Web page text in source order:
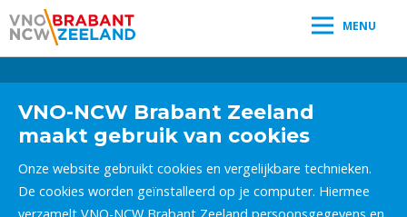
MENU
VNO-NCW Brabant Zeeland
maakt gebruik van cookies
Onze website gebruikt cookies en vergelijkbare technieken.
De cookies worden geïnstalleerd op je computer. Hiermee